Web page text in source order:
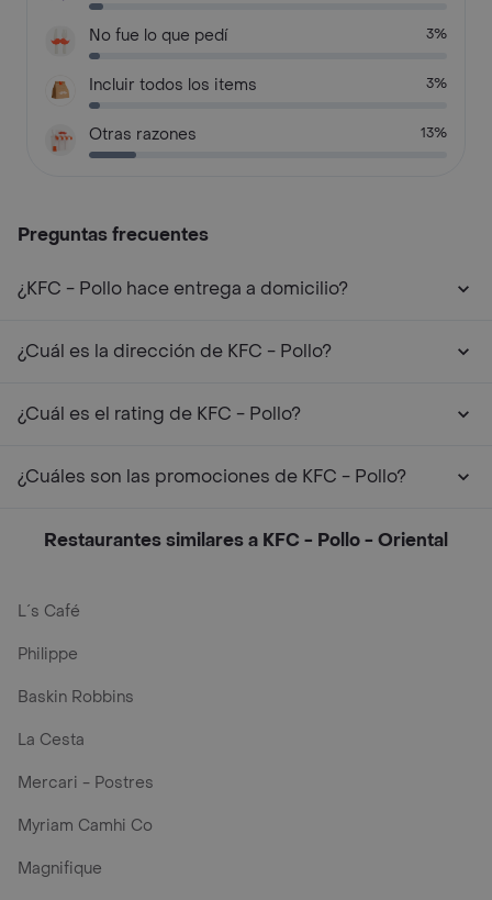
No fue lo que pedí 3%
Incluir todos los items 3%
Otras razones 13%
Preguntas frecuentes
¿KFC - Pollo hace entrega a domicilio?
¿Cuál es la dirección de KFC - Pollo?
¿Cuál es el rating de KFC - Pollo?
¿Cuáles son las promociones de KFC - Pollo?
Restaurantes similares a KFC - Pollo - Oriental
L´s Café
Philippe
Baskin Robbins
La Cesta
Mercari - Postres
Myriam Camhi Co
Magnifique